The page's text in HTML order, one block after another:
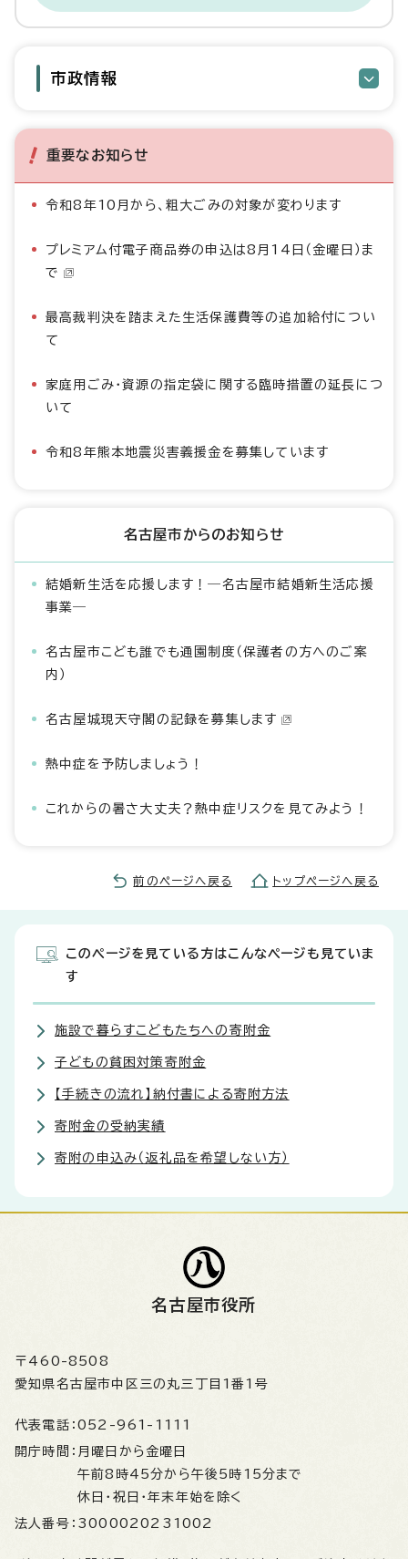
市政情報
重要なお知らせ
令和8年10月から、粗大ごみの対象が変わります
プレミアム付電子商品券の申込は8月14日（金曜日）ま
で
最高裁判決を踏まえた生活保護費等の追加給付につい
て
家庭用ごみ・資源の指定袋に関する臨時措置の延長につ
いて
令和8年熊本地震災害義援金を募集しています
名古屋市からのお知らせ
結婚新生活を応援します！―名古屋市結婚新生活応援
事業―
名古屋市こども誰でも通園制度（保護者の方へのご案
内）
名古屋城現天守閣の記録を募集します
熱中症を予防しましょう！
これからの暑さ大丈夫？熱中症リスクを見てみよう！
前のページへ戻る トップページへ戻る
このページを見ている方はこんなページも見ていま
す
施設で暮らすこどもたちへの寄附金
子どもの貧困対策寄附金
【手続きの流れ】納付書による寄附方法
寄附金の受納実績
寄附の申込み（返礼品を希望しない方）
名古屋市役所
〒460-8508
愛知県名古屋市中区三の丸三丁目1番1号
代表電話： 052-961-1111
開庁時間： 月曜日から金曜日
午前8時45分から午後5時15分まで
休日・祝日・年末年始を除く
法人番号： 3000020231002